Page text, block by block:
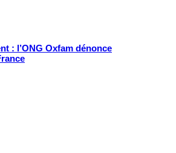
: l’ONG Oxfam dénonce